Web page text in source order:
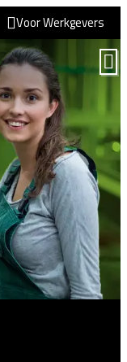
Voor Werkgevers